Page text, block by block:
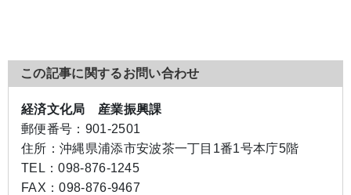
この記事に関するお問い合わせ
経済文化局 産業振興課
郵便番号： 901-2501
住所： 沖縄県浦添市安波茶一丁目1番1号本庁5階
TEL：098-876-1245
FAX：098-876-9467